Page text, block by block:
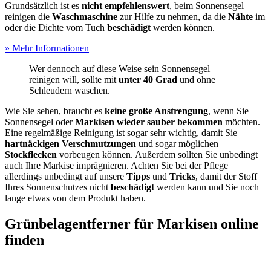
Grundsätzlich ist es nicht empfehlenswert, beim Sonnensegel
reinigen die Waschmaschine zur Hilfe zu nehmen, da die Nähte im
oder die Dichte vom Tuch beschädigt werden können.
» Mehr Informationen
Wer dennoch auf diese Weise sein Sonnensegel
reinigen will, sollte mit unter 40 Grad und ohne
Schleudern waschen.
Wie Sie sehen, braucht es keine große Anstrengung, wenn Sie
Sonnensegel oderMarkisen wieder sauber bekommen möchten.
Eine regelmäßige Reinigung ist sogar sehr wichtig, damit Sie
hartnäckigen Verschmutzungen und sogar möglichen
Stockflecken vorbeugen können. Außerdem sollten Sie unbedingt
auch Ihre Markise imprägnieren. Achten Sie bei der Pflege
allerdings unbedingt auf unsere Tipps und Tricks, damit der Stoff
Ihres Sonnenschutzes nicht beschädigt werden kann und Sie noch
lange etwas von dem Produkt haben.
Grünbelagentferner für Markisen online
finden